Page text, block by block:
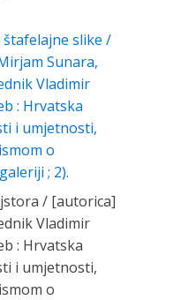
slike /
Sunara,
Vladimir
: Hrvatska
i umjetnosti,
o
; 2).
/ [autorica]
Vladimir
: Hrvatska
i umjetnosti,
o